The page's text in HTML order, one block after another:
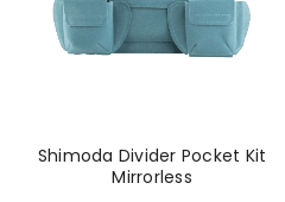
Shimoda Divider Pocket Kit
Mirrorless